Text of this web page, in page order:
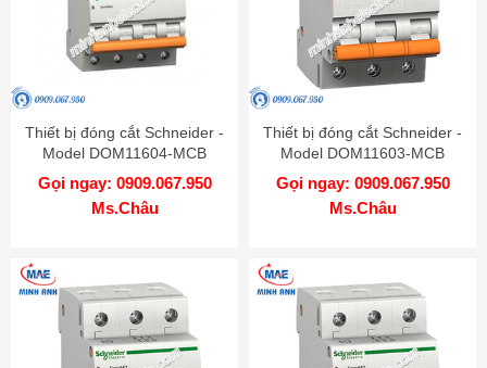
Thiết bị đóng cắt Schneider -
Model DOM11604-MCB
Gọi ngay: 0909.067.950
Ms.Châu
Thiết bị đóng cắt Schneider -
Model DOM11603-MCB
Gọi ngay: 0909.067.950
Ms.Châu